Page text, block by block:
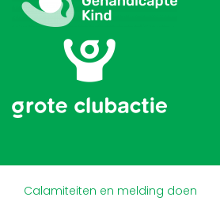
Calamiteiten en melding doen